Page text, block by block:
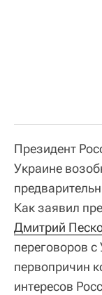
Президент
Украине
Как заявил
Дмитрий
переговоров с
первопричин
интересов